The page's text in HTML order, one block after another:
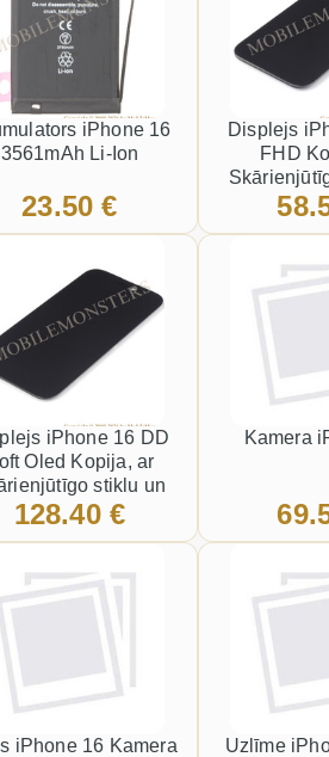
iPhone 16
3561mAh Li-Ion
23.50 €
Displejs
FHD
apkart
iPhone 16 DD
Oled Kopija, ar
stiklu un
ramiti Melns
128.40 €
Kamera
iPhone 16 Kamera
Uzlīme